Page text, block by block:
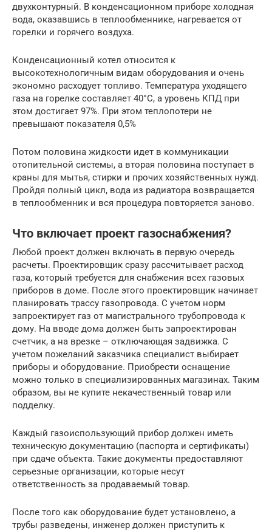
двухконтурный. В конденсационном приборе холодная
вода, оказавшись в теплообменнике, нагревается от
горелки и горячего воздуха.
Конденсационный котел относится к
высокотехнологичным видам оборудования и очень
экономно расходует топливо. Температура уходящего
газа на горелке составляет 40°C, а уровень КПД при
этом достигает 97%. При этом теплопотери не
превышают показателя 0,5%
Потом половина жидкости идет в коммуникации
отопительной системы, а вторая половина поступает в
краны для мытья, стирки и прочих хозяйственных нужд.
Пройдя полный цикл, вода из радиатора возвращается
в теплообменник и вся процедура повторяется заново.
Что включает проект газоснабжения?
Любой проект должен включать в первую очередь
расчеты. Проектировщик сразу рассчитывает расход
газа, который требуется для снабжения всех газовых
приборов в доме. После этого проектировщик начинает
планировать трассу газопровода. С учетом норм
запроектирует газ от магистрального трубопровода к
дому. На вводе дома должен быть запроектирован
счетчик, а на врезке – отключающая задвижка. С
учетом пожеланий заказчика специалист выбирает
приборы и оборудование. Приобрести оснащение
можно только в специализированных магазинах. Таким
образом, вы не купите некачественный товар или
подделку.
Каждый газоиспользующий прибор должен иметь
техническую документацию (паспорта и сертификаты)
при сдаче объекта. Такие документы предоставляют
серьезные организации, которые несут
ответственность за продаваемый товар.
После того как оборудование будет установлено, а
трубы разведены, инженер должен приступить к